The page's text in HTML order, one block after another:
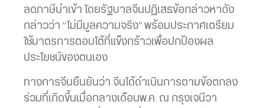
ลดภาษีนำเข้า โดยรัฐบาลจีนปฏิเสธข้อกล่าวหาดัง
กล่าวว่า “ไม่มีมูลความจริง” พร้อมประกาศเตรียม
ใช้มาตรการตอบโต้ที่แข็งกร้าวเพื่อปกป้องผล
ประโยชน์ของตนเอง
ทางการจีนยืนยันว่า จีนได้ดำเนินการตามข้อตกลง
ร่วมที่เกิดขึ้นเมื่อกลางเดือนพ.ค. ณ กรุงเจนีวา